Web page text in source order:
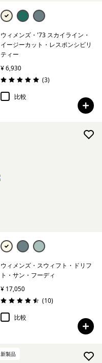
ウィメンズ・'73 スカイライン・
イージーカット・レスポンシビリ
ティー
¥ 6,930
評価: 5.0 / 5
(3レビュー
)
比較
ウィメンズ・スウィフト・ドリフ
ト・サン・フーディ
¥ 17,050
評価: 4.5 / 5
(10レビュー
)
比較
新製品